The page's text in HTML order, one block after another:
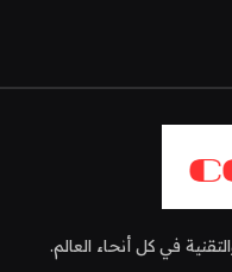
في كل أنحاء العالم.